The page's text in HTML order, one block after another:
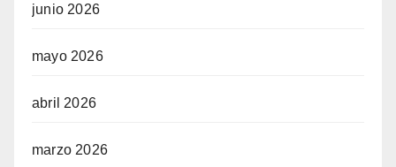
junio 2026
mayo 2026
abril 2026
marzo 2026